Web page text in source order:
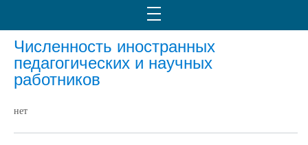
Численность иностранных
педагогических и научных
работников
нет